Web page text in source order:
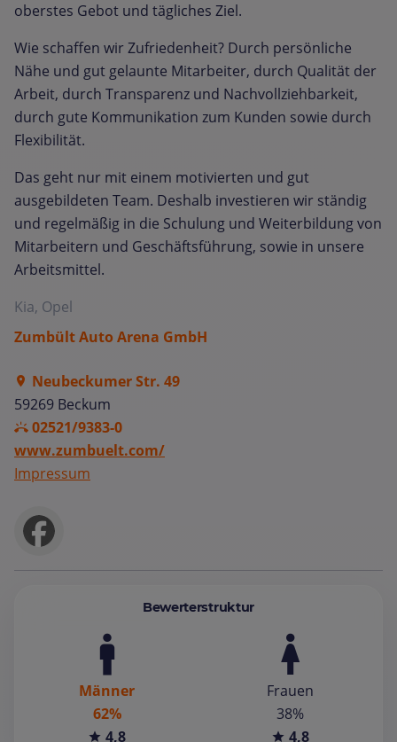
oberstes Gebot und tägliches Ziel.
Wie schaffen wir Zufriedenheit? Durch persönliche
Nähe und gut gelaunte Mitarbeiter, durch Qualität der
Arbeit, durch Transparenz und Nachvollziehbarkeit,
durch gute Kommunikation zum Kunden sowie durch
Flexibilität.
Das geht nur mit einem motivierten und gut
ausgebildeten Team. Deshalb investieren wir ständig
und regelmäßig in die Schulung und Weiterbildung von
Mitarbeitern und Geschäftsführung, sowie in unsere
Arbeitsmittel.
Kia, Opel
Zumbült Auto Arena GmbH
Neubeckumer Str. 49
59269 Beckum
02521/9383-0
www.zumbuelt.com/
Impressum
Bewerterstruktur
Männer
62%
4,8
Frauen
38%
4,8